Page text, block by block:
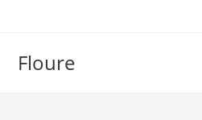
Floure